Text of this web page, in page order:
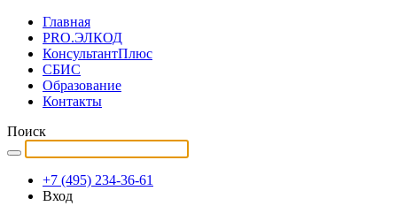
Главная
PRO.ЭЛКОД
КонсультантПлюс
СБИС
Образование
Контакты
Поиск
+7 (495) 234-36-61
Вход